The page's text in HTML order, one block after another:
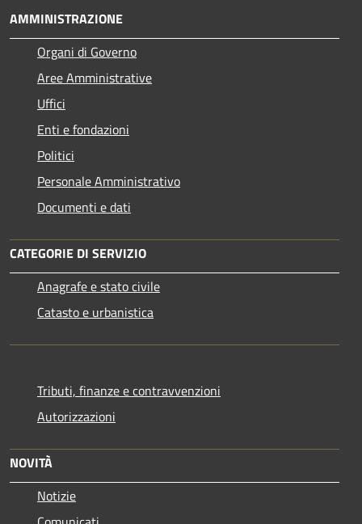
AMMINISTRAZIONE
Organi di Governo
Aree Amministrative
Uffici
Enti e fondazioni
Politici
Personale Amministrativo
Documenti e dati
CATEGORIE DI SERVIZIO
Anagrafe e stato civile
Catasto e urbanistica
Tributi, finanze e contravvenzioni
Autorizzazioni
NOVITÀ
Notizie